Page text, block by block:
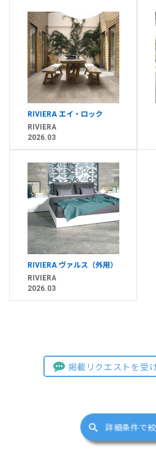
RIVIERA エイ・ロック
RIVIERA
2026.03
RIVIERA ヴァルス（外用）
RIVIERA
2026.03
掲載リクエストを受
詳細条件で